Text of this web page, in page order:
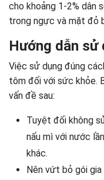
cho khoảng 1-2% dân
trong ngực và mặt đỏ
Hướng dẫn
Việc sử dụng đúng
tôm đối với sức khỏe.
vấn đề sau:
Tuyệt đối không
nấu mì với nước
khác.
Nên vứt bỏ gói